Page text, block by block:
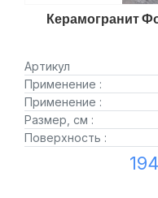
Керамогранит
Артикул
Применение :
Применение :
Размер, см :
Поверхность :